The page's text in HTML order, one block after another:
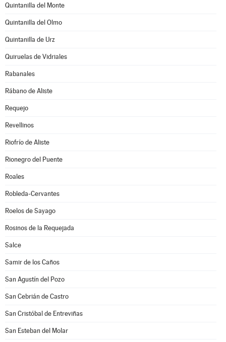
Quintanilla del Monte
Quintanilla del Olmo
Quintanilla de Urz
Quiruelas de Vidriales
Rabanales
Rábano de Aliste
Requejo
Revellinos
Riofrío de Aliste
Rionegro del Puente
Roales
Robleda-Cervantes
Roelos de Sayago
Rosinos de la Requejada
Salce
Samir de los Caños
San Agustín del Pozo
San Cebrián de Castro
San Cristóbal de Entreviñas
San Esteban del Molar